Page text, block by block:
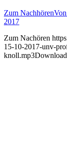
Zum NachhörenVon
2017
Zum Nachören
15-10-2017-unv-
knoll.mp3Download